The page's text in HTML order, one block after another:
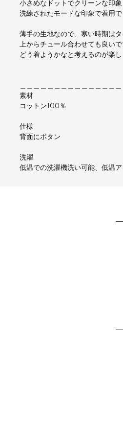
小さめなドットでクリーンな印
洗練されたモードな印象で着用で
薄手の生地なので、寒い時期は
上からチュール合わせても良い
どう着ようかなと考えるのが楽し
素材
コットン100％
仕様
背面にボタン
洗濯
低温での洗濯機洗い可能、低温